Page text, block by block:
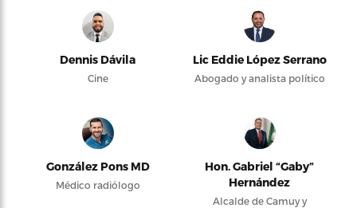
Dennis Dávila
Cine
Lic Eddie López Serrano
Abogado y analista político
González Pons MD
Médico radiólogo
Hon. Gabriel “Gaby”
Hernández
Alcalde de Camuy y